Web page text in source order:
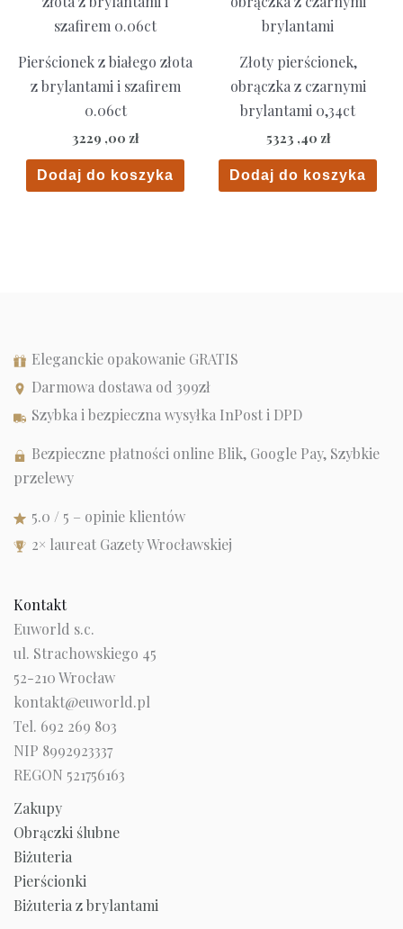
Pierścionek z białego złota
z brylantami i szafirem
0.06ct
3229 ,00 zł
Dodaj do koszyka
Złoty pierścionek,
obrączka z czarnymi
brylantami 0,34ct
5323 ,40 zł
Dodaj do koszyka
Eleganckie opakowanie GRATIS
Darmowa dostawa od 399zł
Szybka i bezpieczna wysyłka InPost i DPD
Bezpieczne płatności online Blik, Google Pay, Szybkie
przelewy
5.0 / 5 – opinie klientów
2× laureat Gazety Wrocławskiej
Kontakt
Euworld s.c.
ul. Strachowskiego 45
52-210 Wrocław
kontakt@euworld.pl
Tel. 692 269 803
NIP 8992923337
REGON 521756163
Zakupy
Obrączki ślubne
Biżuteria
Pierścionki
Biżuteria z brylantami